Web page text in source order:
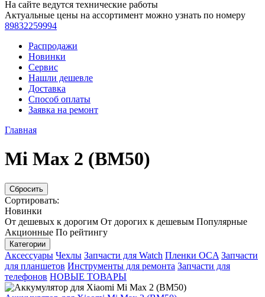
На сайте ведутся технические работы
Актуальные цены на ассортимент можно узнать по номеру
89832259994
Распродажи
Новинки
Сервис
Нашли дешевле
Доставка
Способ оплаты
Заявка на ремонт
Главная
Mi Max 2 (BM50)
Сбросить
Сортировать:
Новинки
От дешевых к дорогим От дорогих к дешевым Популярные
Акционные По рейтингу
Категории
Аксессуары Чехлы Запчасти для Watch Пленки OCA Запчасти
для планшетов Инструменты для ремонта Запчасти для
телефонов НОВЫЕ ТОВАРЫ